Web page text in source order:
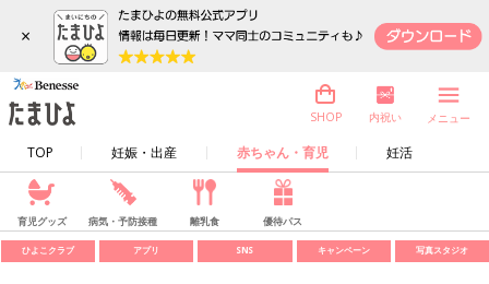
×
TOP 妊娠・出産 赤ちゃん・育児 妊活
SHOP 内祝い メニュー
育児グッズ 病気・予防接種 離乳食 優待パス
ひよこクラブ アプリ SNS キャンペーン 写真スタジオ